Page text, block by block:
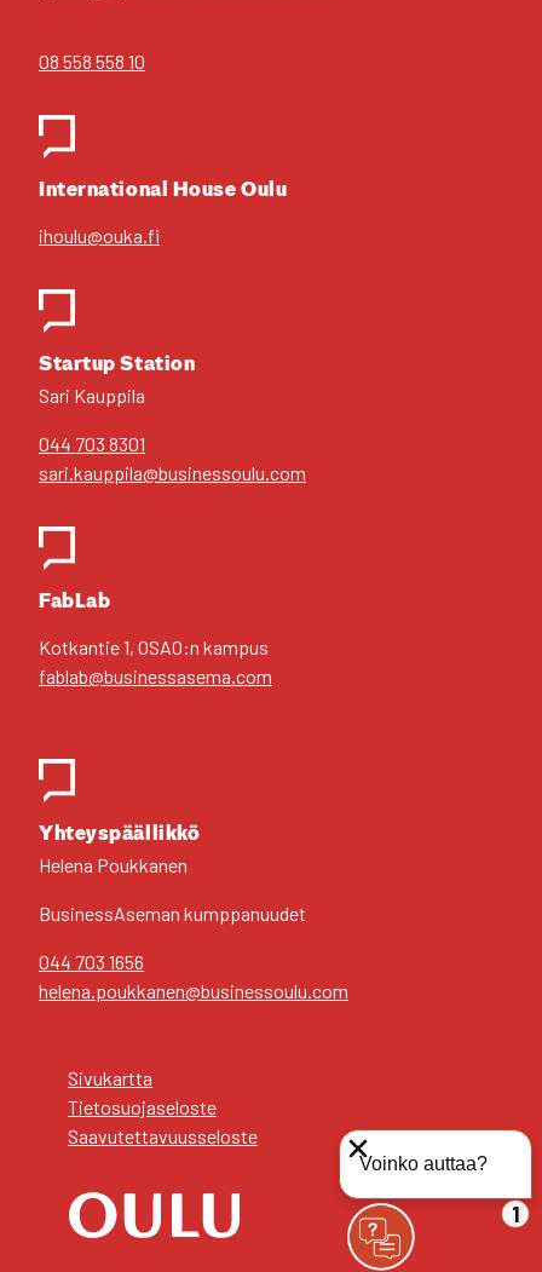
08 558 558 10
Inter­na­tio­nal House Oulu
ihoulu@ouka.fi
Star­tup Sta­tion
Sari Kaup­pi­la
044 703 8301
sari.kauppila@businessoulu.com
FabLab
Kot­kan­tie 1, OSAO:n kam­pus
fablab@businessasema.com
Yhteys­pääl­lik­kö
Hele­na Pouk­ka­nen
Business­Aseman kump­pa­nuu­det
044 703 1656
helena.poukkanen@businessoulu.com
Sivu­kart­ta
Tie­to­suo­ja­se­los­te
Saa­vu­tet­ta­vuus­se­los­te
Voinko auttaa?
1